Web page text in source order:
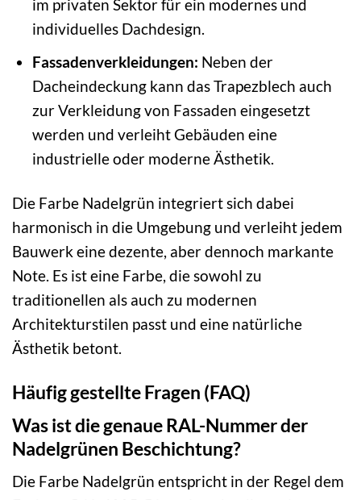
im privaten Sektor für ein modernes und
individuelles Dachdesign.
Fassadenverkleidungen: Neben der
Dacheindeckung kann das Trapezblech auch
zur Verkleidung von Fassaden eingesetzt
werden und verleiht Gebäuden eine
industrielle oder moderne Ästhetik.
Die Farbe Nadelgrün integriert sich dabei
harmonisch in die Umgebung und verleiht jedem
Bauwerk eine dezente, aber dennoch markante
Note. Es ist eine Farbe, die sowohl zu
traditionellen als auch zu modernen
Architekturstilen passt und eine natürliche
Ästhetik betont.
Häufig gestellte Fragen (FAQ)
Was ist die genaue RAL-Nummer der
Nadelgrünen Beschichtung?
Die Farbe Nadelgrün entspricht in der Regel dem